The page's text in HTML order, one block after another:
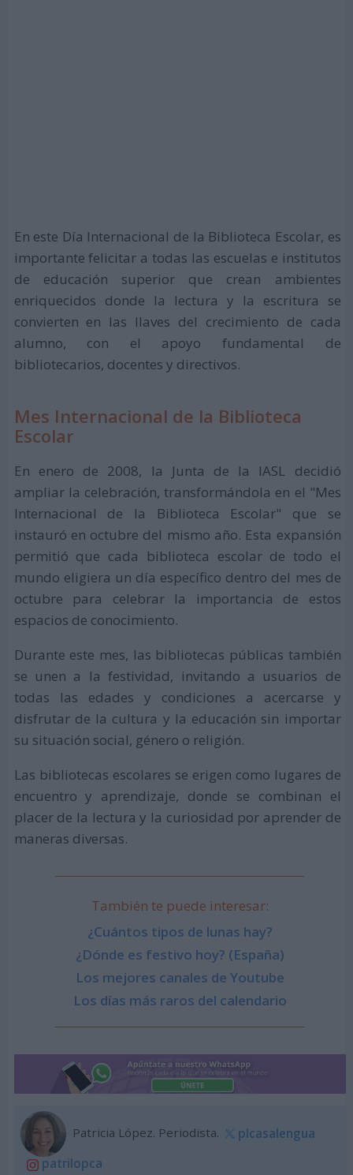
En este Día Internacional de la Biblioteca Escolar, es
importante felicitar a todas las escuelas e institutos
de educación superior que crean ambientes
enriquecidos donde la lectura y la escritura se
convierten en las llaves del crecimiento de cada
alumno, con el apoyo fundamental de
bibliotecarios, docentes y directivos.
Mes Internacional de la Biblioteca
Escolar
En enero de 2008, la Junta de la IASL decidió
ampliar la celebración, transformándola en el "Mes
Internacional de la Biblioteca Escolar" que se
instauró en octubre del mismo año. Esta expansión
permitió que cada biblioteca escolar de todo el
mundo eligiera un día específico dentro del mes de
octubre para celebrar la importancia de estos
espacios de conocimiento.
Durante este mes, las bibliotecas públicas también
se unen a la festividad, invitando a usuarios de
todas las edades y condiciones a acercarse y
disfrutar de la cultura y la educación sin importar
su situación social, género o religión.
Las bibliotecas escolares se erigen como lugares de
encuentro y aprendizaje, donde se combinan el
placer de la lectura y la curiosidad por aprender de
maneras diversas.
También te puede interesar:
¿Cuántos tipos de lunas hay?
¿Dónde es festivo hoy? (España)
Los mejores canales de Youtube
Los días más raros del calendario
Patricia López. Periodista.
plcasalengua
patrilopca